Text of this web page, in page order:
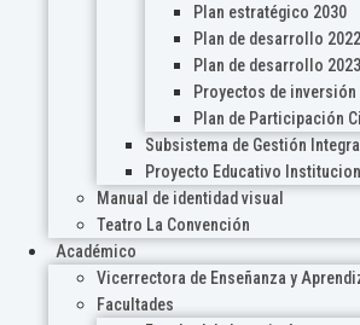
Plan estratégico 2030
Plan de desarrollo 2022
Plan de desarrollo
Proyectos de inversión
Plan de Participación
Subsistema de Gestión Integral
Proyecto Educativo
Manual de identidad visual
Teatro La Convención
Académico
Vicerrectora de Enseñanza y
Facultades